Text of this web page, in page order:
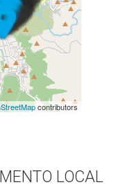
contributors
LOCAL